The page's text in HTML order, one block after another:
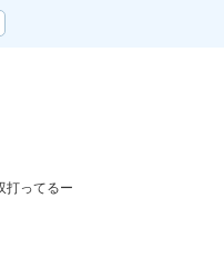
打ってるー